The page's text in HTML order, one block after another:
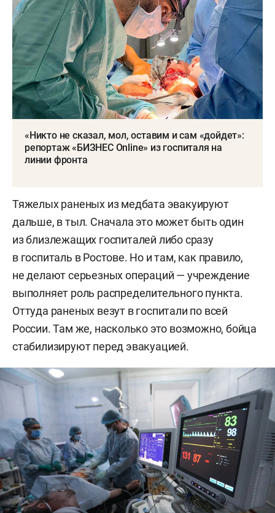
«Никто не сказал, мол, оставим и сам «дойдет»:
репортаж «БИЗНЕС Online» из госпиталя на
линии фронта
Тяжелых раненых из медбата эвакуируют
дальше, в тыл. Сначала это может быть один
из близлежащих госпиталей либо сразу
в госпиталь в Ростове. Но и там, как правило,
не делают серьезных операций — учреждение
выполняет роль распределительного пункта.
Оттуда раненых везут в госпитали по всей
России. Там же, насколько это возможно, бойца
стабилизируют перед эвакуацией.